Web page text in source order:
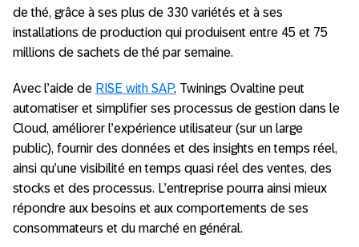
de thé, grâce à ses plus de 330 variétés et à ses
installations de production qui produisent entre 45 et 75
millions de sachets de thé par semaine.
Avec l’aide de RISE with SAP, Twinings Ovaltine peut
automatiser et simplifier ses processus de gestion dans le
Cloud, améliorer l’expérience utilisateur (sur un large
public), fournir des données et des insights en temps réel,
ainsi qu’une visibilité en temps quasi réel des ventes, des
stocks et des processus. L’entreprise pourra ainsi mieux
répondre aux besoins et aux comportements de ses
consommateurs et du marché en général.